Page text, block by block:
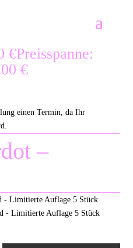
€Preisspanne:
€
einen Termin, da Ihr
–
Limitierte Auflage 5 Stück
- Limitierte Auflage 5 Stück